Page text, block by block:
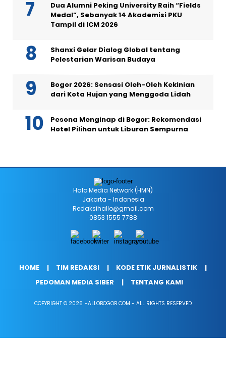
Dua Alumni Peking University Raih “Fields
Medal”, Sebanyak 14 Akademisi PKU
Tampil di ICM 2026
Shanxi Gelar Dialog Global tentang
Pelestarian Warisan Budaya
Bogor 2026: Sensasi Oleh-Oleh Kekinian
dari Kota Hujan yang Menggoda Lidah
Pesona Menginap di Bogor: Rekomendasi
Hotel Pilihan untuk Liburan Sempurna
Halo Media Network (HMN)
Jakarta - Indonesia
Redaksihallo@gmail.com
0853 1555 7788
HOME TIM REDAKSI
KODE ETIK JURNALISTIK
PEDOMAN MEDIA SIBER
TENTANG KAMI
COPYRIGHT © 2026 HALLOBOGOR.COM - ALL RIGHTS RESERVED